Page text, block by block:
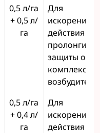
0,5 л/га
+ 0,5 л/
га
Для
действия и
защиты от
комплекса
0,5 л/га
+ 0,4 л/
га
Для
действия и